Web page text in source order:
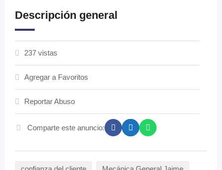
Descripción general
237 vistas
Agregar a Favoritos
Reportar Abuso
Comparte este anuncio: